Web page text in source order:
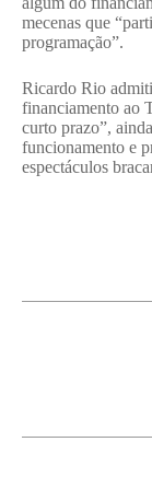
mecenas que
programação”.
Ricardo Rio
financiamento ao
curto prazo”,
funcionamento e
espectáculos